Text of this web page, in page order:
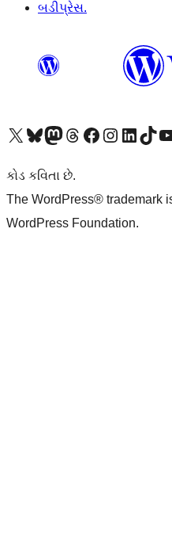
બડીપ્રેસ.
અમારા X (અગાઉ ટ્વિટર) એકાઉન્ટની મુલાકાત લોઅમારા Bluesky એકાઉન્ટની મુલાકાત લોઅમારા માસ્ટોડોન એકાઉન્ટની મુલાકાત લોઅમારા Threads એકાઉન્ટની મુલાકાત લો અમારા ફેસબુક પેજની મુલાકાત લોઅમારા ઇન્સ્ટાગ્રામ એકાઉન્ટની મુલાકાત લો અમારા LinkedIn એકાઉન્ટની મુલાકાત લોઅમારા TikTok એકાઉન્ટની મુલાકાત લોઅમારી YouTube
કોડ કવિતા છે.
The WordPress® trademark
WordPress Foundation.